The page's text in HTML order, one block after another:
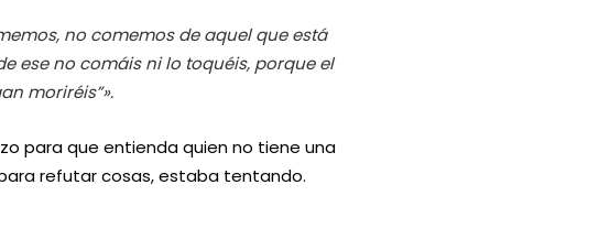
no comemos de aquel que está
ese no comáis ni lo toquéis, porque el
moriréis”».
para que entienda quien no tiene una
refutar cosas, estaba tentando.